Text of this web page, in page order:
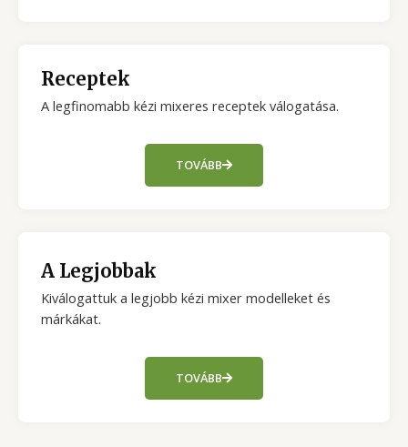
Receptek
A legfinomabb kézi mixeres receptek válogatása.
TOVÁBB
A Legjobbak
Kiválogattuk a legjobb kézi mixer modelleket és
márkákat.
TOVÁBB